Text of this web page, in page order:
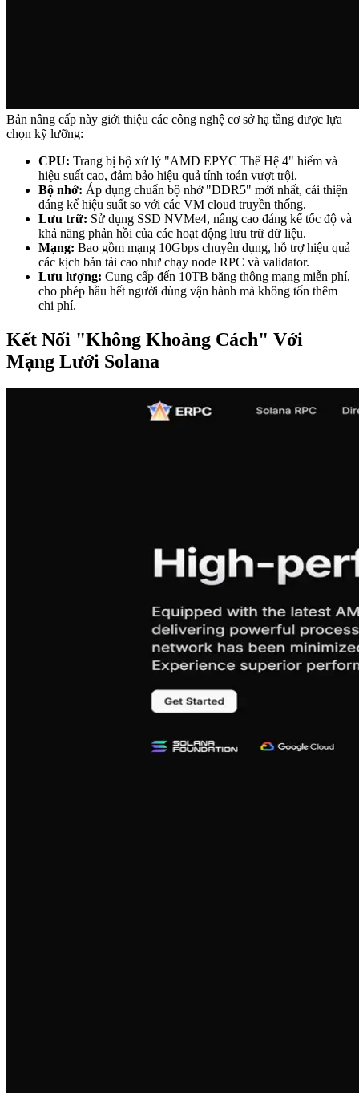
Bản nâng cấp này giới thiệu các công nghệ cơ sở hạ tầng được lựa
chọn kỹ lưỡng:
CPU: Trang bị bộ xử lý "AMD EPYC Thế Hệ 4" hiếm và
hiệu suất cao, đảm bảo hiệu quả tính toán vượt trội.
Bộ nhớ: Áp dụng chuẩn bộ nhớ "DDR5" mới nhất, cải thiện
đáng kể hiệu suất so với các VM cloud truyền thống.
Lưu trữ: Sử dụng SSD NVMe4, nâng cao đáng kể tốc độ và
khả năng phản hồi của các hoạt động lưu trữ dữ liệu.
Mạng: Bao gồm mạng 10Gbps chuyên dụng, hỗ trợ hiệu quả
các kịch bản tải cao như chạy node RPC và validator.
Lưu lượng: Cung cấp đến 10TB băng thông mạng miễn phí,
cho phép hầu hết người dùng vận hành mà không tốn thêm
chi phí.
Kết Nối "Không Khoảng Cách" Với
Mạng Lưới Solana